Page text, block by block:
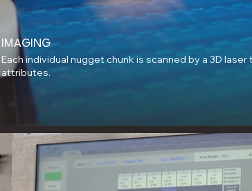
IMAGING
Each individual nugget chunk is scanned by a 3D
attributes.